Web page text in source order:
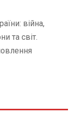
війна,
та світ.